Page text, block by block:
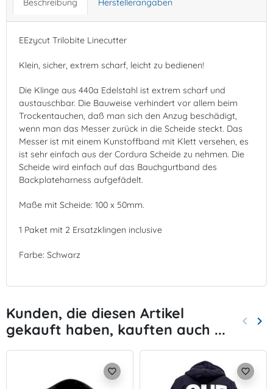
Beschreibung Herstellerangaben
EEzycut Trilobite Linecutter
Klein, sicher, extrem scharf, leicht zu bedienen!
Die Klinge aus 440a Edelstahl ist extrem scharf und
austauschbar. Die Bauweise verhindert vor allem beim
Trockentauchen, daß man sich den Anzug beschädigt,
wenn man das Messer zurück in die Scheide steckt. Das
Messer ist mit einem Kunstoffband mit Klett versehen, es
ist sehr einfach aus der Cordura Scheide zu nehmen. Die
Scheide wird einfach auf das Bauchgurtband des
Backplateharness aufgefädelt.
Maße mit Scheide: 100 x 50mm.
1 Paket mit 2 Ersatzklingen inclusive
Farbe: Schwarz
Kunden, die diesen Artikel
gekauft haben, kauften auch ...
Zurück
keyboard_arrow_left keyboard_arrow_right
favorite_border favorite_border